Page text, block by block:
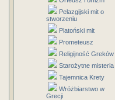
Pelazgijski mit o
stworzeniu
Platoński mit
Prometeusz
Religijność Greków
Starożytne misteria
Tajemnica Krety
Wróżbiarstwo w
Grecji